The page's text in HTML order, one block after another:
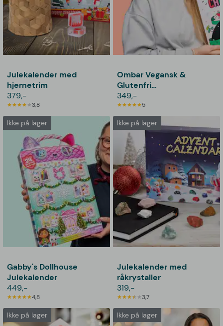
Julekalender med
hjernetrim
379,-
3,8
Ombar Vegansk &
Glutenfri
Sjokoladekalender
349,-
5
Ikke på lager
Gabby's Dollhouse
Julekalender
449,-
4,8
Ikke på lager
Julekalender med
råkrystaller
319,-
3,7
Ikke på lager Ikke på lager